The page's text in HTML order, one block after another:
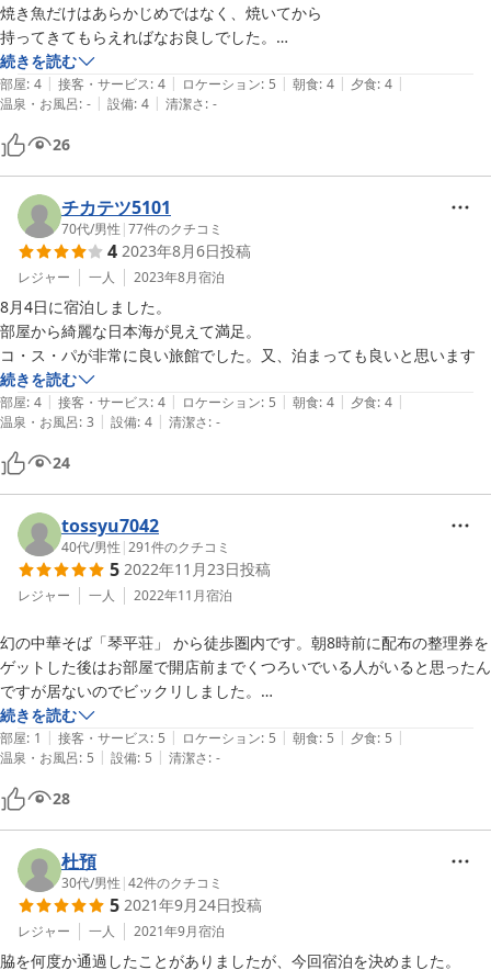
焼き魚だけはあらかじめではなく、焼いてから
持ってきてもらえればなお良しでした。
一部リフォームされているのと清掃行き届いていて気持ちよく過ごせま
す。
夕日もきれいでした！
続きを読む
部屋: 4 | 接客・サービス: 4 | ロケーション: 5 | 朝食: 4 | 夕食: 4 |
温泉・お風呂: - | 設備: 4 | 清潔さ: -
26
チカテツ5101
70代/男性 |77件のクチコミ
4 2023年8月6日投稿
レジャー 一人 2023年8月宿泊
8月4日に宿泊しました。
部屋から綺麗な日本海が見えて満足。
コ・ス・パが非常に良い旅館でした。又、泊まっても良いと思います
続きを読む
部屋: 4 | 接客・サービス: 4 | ロケーション: 5 | 朝食: 4 | 夕食: 4 |
温泉・お風呂: 3 | 設備: 4 | 清潔さ: -
24
tossyu7042
40代/男性 |291件のクチコミ
5 2022年11月23日投稿
レジャー 一人 2022年11月宿泊
幻の中華そば「琴平荘」 から徒歩圏内です。朝8時前に配布の整理券を
ゲットした後はお部屋で開店前までくつろいでいる人がいると思ったん
ですが居ないのでビックリしました。
評価は両極端ですが私は「グレードアップ★厳選食材！」コースがアタ
リだと思います。評価３は低すぎます。同等のレベルで４以上は普通で
す。特に家族連れて行きたい宿です。特にチェックインは１５時からで
すが、早い時間に用事が終わったので１４時にチェックインしました。
追加料金を取られること無く心地よく受けてくれました。しかしちょっ
と掃除機がまだの部屋だったのが残念でした。普通にチェックインすれ
ば問題無いと思います。畳も青く布団もお客様用布団で分厚く気持ちよ
かったです。風呂の写真を撮れば良かったのですが、いわゆる規模に応
じた普通サイズです。
続きを読む
部屋: 1 | 接客・サービス: 5 | ロケーション: 5 | 朝食: 5 | 夕食: 5 |
温泉・お風呂: 5 | 設備: 5 | 清潔さ: -
28
杜預
30代/男性 |42件のクチコミ
5 2021年9月24日投稿
レジャー 一人 2021年9月宿泊
脇を何度か通過したことがありましたが、今回宿泊を決めました。